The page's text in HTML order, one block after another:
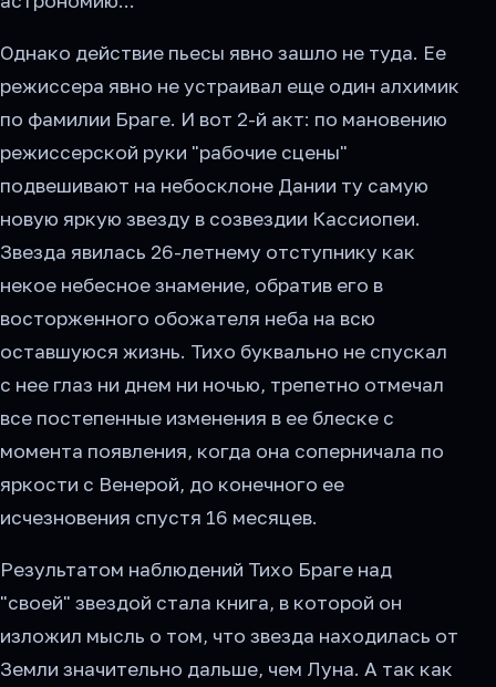
Однако действие пьесы явно зашло не туда. Ее
режиссера явно не устраивал еще один алхимик
по фамилии Браге. И вот 2-й акт: по мановению
режиссерской руки "рабочие сцены"
подвешивают на небосклоне Дании ту самую
новую яркую звезду в созвездии Кассиопеи.
Звезда явилась 26-летнему отступнику как
некое небесное знамение, обратив его в
восторженного обожателя неба на всю
оставшуюся жизнь. Тихо буквально не спускал
с нее глаз ни днем ни ночью, трепетно отмечал
все постепенные изменения в ее блеске с
момента появления, когда она соперничала по
яркости с Венерой, до конечного ее
исчезновения спустя 16 месяцев.
Результатом наблюдений Тихо Браге над
"своей" звездой стала книга, в которой он
изложил мысль о том, что звезда находилась от
Земли значительно дальше, чем Луна. А так как